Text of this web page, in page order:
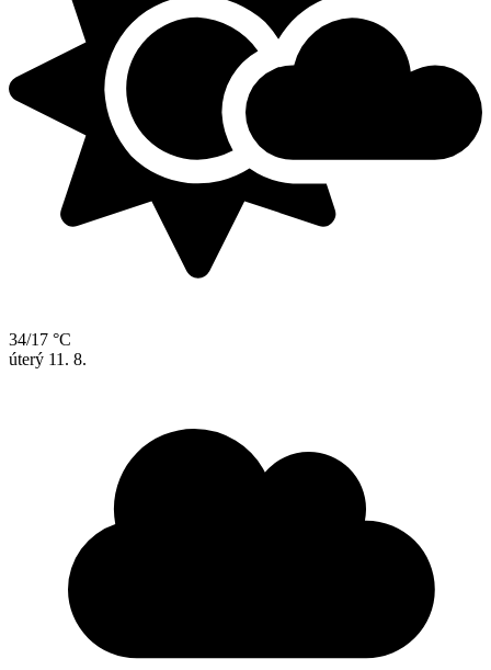
34/17 °C
úterý 11. 8.